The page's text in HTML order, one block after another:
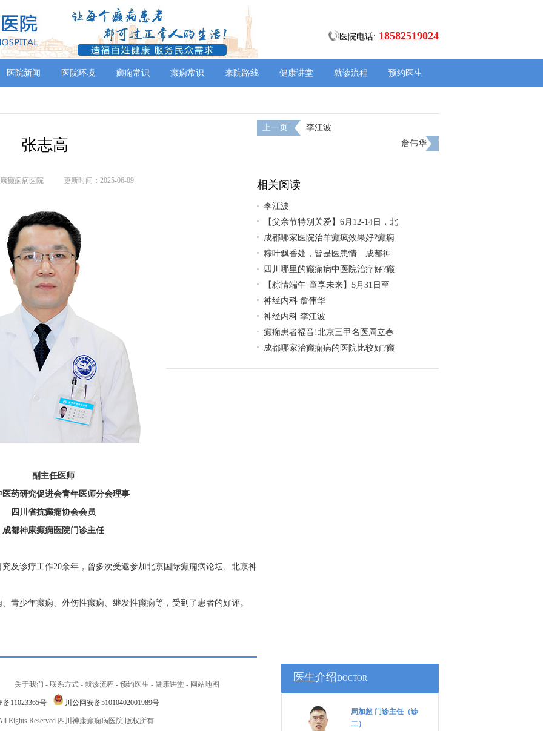
医院电话: 18582519024
医院新闻 医院环境 癫痫常识 癫痫常识 来院路线 健康讲堂 就诊流程 预约医生
张志高
癫痫病医院 更新时间：2025-06-09
副主任医师
医药研究促进会青年医师分会理事
四川省抗癫痫协会会员
成都神康癫痫医院门诊主任
及诊疗工作20余年，曾多次受邀参加北京国际癫痫病论坛、北京神
青少年癫痫、外伤性癫痫、继发性癫痫等，受到了患者的好评。
上一页
李江波
詹伟华
下一页
相关阅读
李江波
【父亲节特别关爱】6月12-14日，北
成都哪家医院治羊癫疯效果好?癫痫
粽叶飘香处，皆是医患情—成都神
四川哪里的癫痫病中医院治疗好?癫
【粽情‌端午·童享未来】5月31日至
神经内科 詹伟华
神经内科 李江波
癫痫患者福音!北京三甲名医周立春
成都哪家治癫痫病的医院比较好?癫
医生介绍DOCTOR
周加超 门诊主任（诊
二）
关于我们 - 联系方式 - 就诊流程 - 预约医生 - 健康讲堂 - 网站地图
备11023365号 川公网安备51010402001989号
Rights Reserved 四川神康癫痫病医院 版权所有